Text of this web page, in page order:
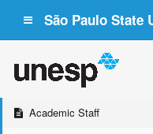
São Paulo State
Academic Staff